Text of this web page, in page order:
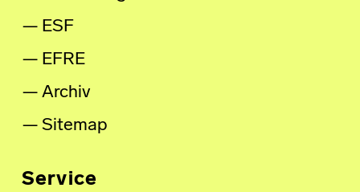
ESF
EFRE
Archiv
Sitemap
Service